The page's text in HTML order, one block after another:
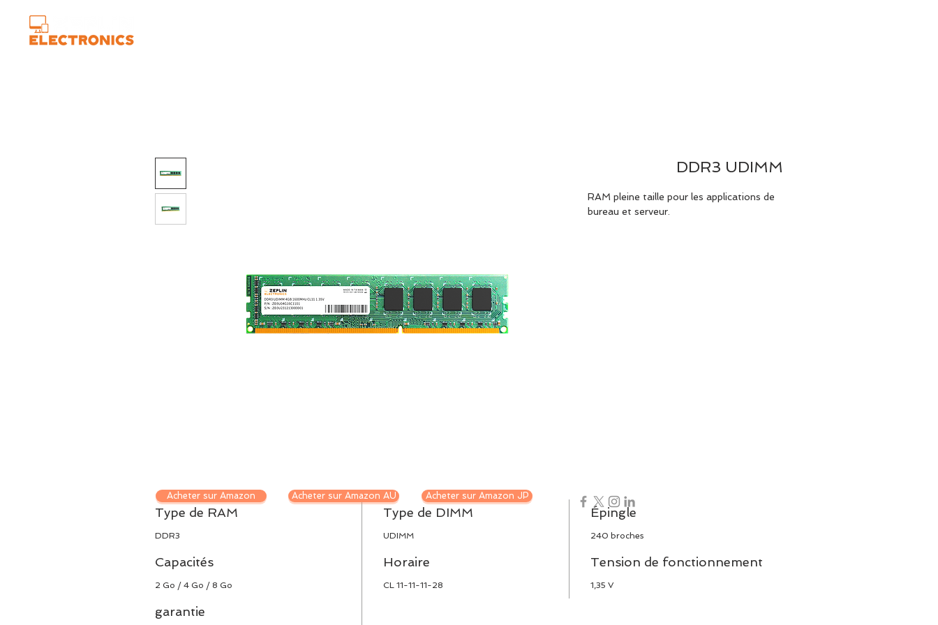
DDR3 UDIMM
RAM pleine taille pour les applications de
bureau et serveur.
Type de RAM
DDR3
Type de DIMM
UDIMM
Épingle
240 broches
Capacités
2 Go / 4 Go / 8 Go
Horaire
CL 11-11-11-28
Tension de fonctionnement
1,35 V
garantie
Acheter sur Amazon Acheter sur Amazon AU Acheter sur Amazon JP